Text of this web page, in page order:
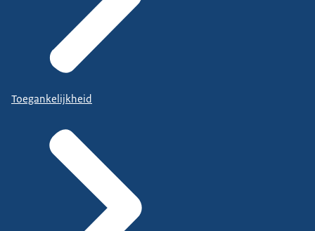
Toegankelijkheid